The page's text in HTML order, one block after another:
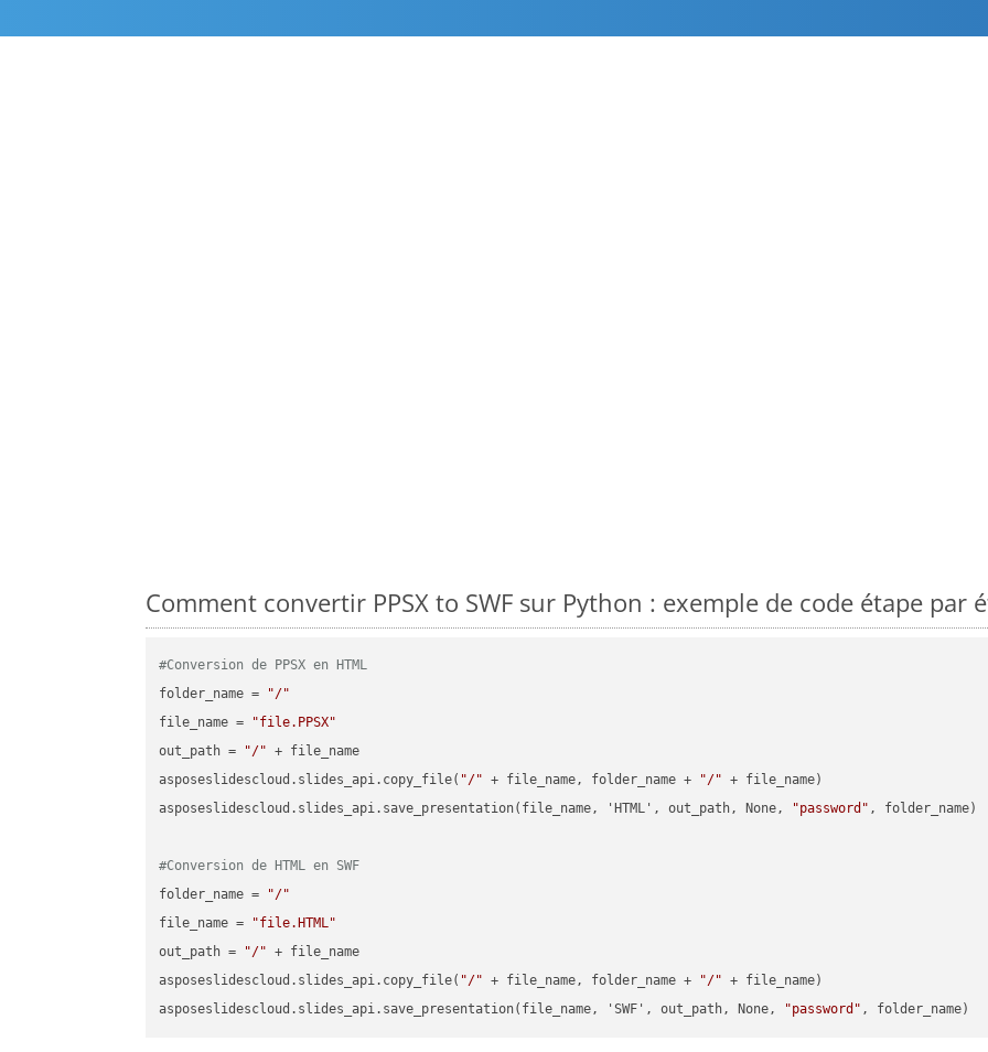
Comment convertir PPSX to SWF sur Python : exemple de code étape par
#Conversion de PPSX en HTML
folder_name =
"/"
file_name =
"file.PPSX"
out_path =
"/" + file_name
asposeslidescloud.slides_api.copy_file( "/" + file_name, folder_name + "/" + file_name)
asposeslidescloud.slides_api.save_presentation(file_name, 'HTML', out_path, None,
"password" , folder_name)
#Conversion de HTML en SWF
folder_name =
"/"
file_name =
"file.HTML"
out_path =
"/" + file_name
asposeslidescloud.slides_api.copy_file( "/" + file_name, folder_name + "/" + file_name)
asposeslidescloud.slides_api.save_presentation(file_name, 'SWF', out_path, None,
"password"